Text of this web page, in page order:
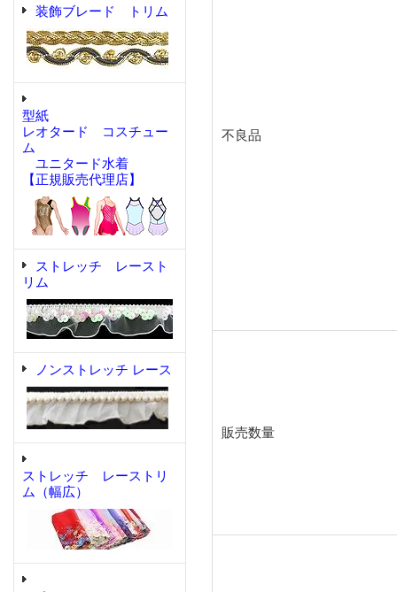
装飾ブレード トリム
型紙
レオタード コスチュー
ム
ユニタード水着
【正規販売代理店】
ストレッチ レースト
リム
ノンストレッチ レース
ストレッチ レーストリ
ム（幅広）
不良品
販売数量